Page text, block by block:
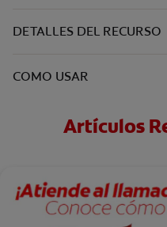
DETALLES DEL RECURSO
COMO USAR
Artículos